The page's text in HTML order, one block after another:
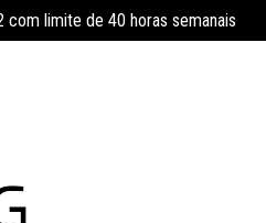
limite de 40 horas semanais